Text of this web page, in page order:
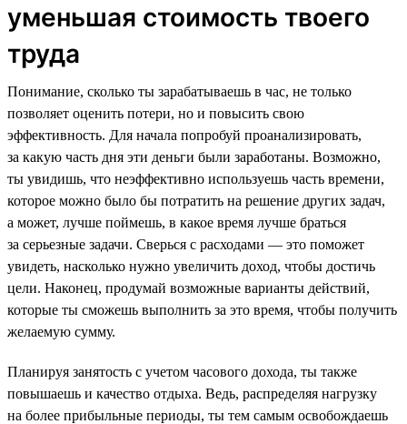
уменьшая стоимость твоего
труда
Понимание, сколько ты зарабатываешь в час, не только
позволяет оценить потери, но и повысить свою
эффективность. Для начала попробуй проанализировать,
за какую часть дня эти деньги были заработаны. Возможно,
ты увидишь, что неэффективно используешь часть времени,
которое можно было бы потратить на решение других задач,
а может, лучше поймешь, в какое время лучше браться
за серьезные задачи. Сверься с расходами — это поможет
увидеть, насколько нужно увеличить доход, чтобы достичь
цели. Наконец, продумай возможные варианты действий,
которые ты сможешь выполнить за это время, чтобы получить
желаемую сумму.
Планируя занятость с учетом часового дохода, ты также
повышаешь и качество отдыха. Ведь, распределяя нагрузку
на более прибыльные периоды, ты тем самым освобождаешь